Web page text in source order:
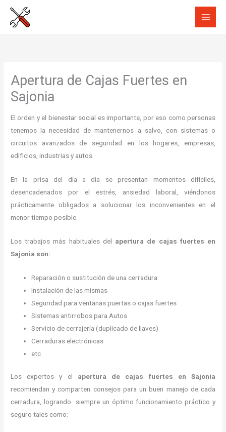
Apertura de Cajas Fuertes en
Sajonia
El orden y el bienestar social es importante, por eso como personas
tenemos la necesidad de mantenernos a salvo, con sistemas o
circuitos avanzados de seguridad en los hogares, empresas,
edificios, industrias y autos.
En la prisa del día a día se presentan momentos difíciles,
desencadenados por el estrés, ansiedad laboral, viéndonos
prácticamente obligados a solucionar los inconvenientes en el
menor tiempo posible.
Los trabajos más habituales del apertura de cajas fuertes en
Sajonia son:
Reparación o sustitución de una cerradura
Instalación de las mismas
Seguridad para ventanas puertas o cajas fuertes
Sistemas antirrobos para Autos
Servicio de cerrajería (duplicado de llaves)
Cerraduras electrónicas
etc
Los expertos y el apertura de cajas fuertes
en Sajonia
recomiendan y comparten consejos para un buen manejo de cada
cerradura, logrando siempre un óptimo funcionamiento práctico y
seguro tales como: